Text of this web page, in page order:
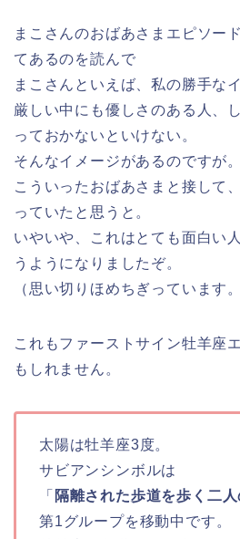
まこさんのおばあさまエピソー
てあるのを読んで
まこさんといえば、私の勝手な
厳しい中にも優しさのある人、
っておかないといけない。
そんなイメージがあるのですが。
こういったおばあさまと接して
っていたと思うと。
いやいや、これはとても面白い
うようになりましたぞ。
（思い切りほめちぎっています。
これもファーストサイン牡羊座
もしれません。
太陽は牡羊座3度。
サビアンシンボルは
「 隔離された歩道を歩く二人
第1グループを移動中です。